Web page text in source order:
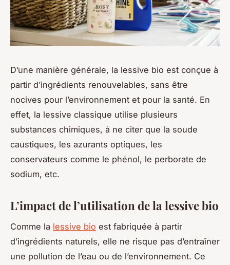
D’une manière générale, la lessive bio est conçue à
partir d’ingrédients renouvelables, sans être
nocives pour l’environnement et pour la santé. En
effet, la lessive classique utilise plusieurs
substances chimiques, à ne citer que la soude
caustiques, les azurants optiques, les
conservateurs comme le phénol, le perborate de
sodium, etc.
L’impact de l’utilisation de la lessive bio
Comme la lessive bio est fabriquée à partir
d’ingrédients naturels, elle ne risque pas d’entraîner
une pollution de l’eau ou de l’environnement. Ce